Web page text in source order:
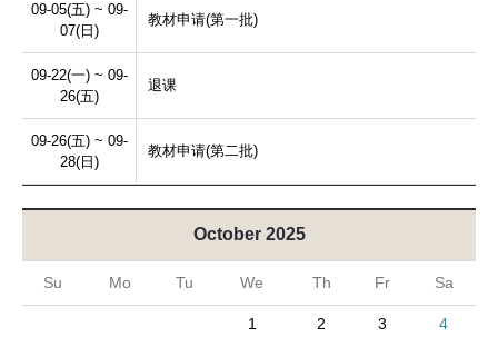
09-05(五) ~ 09-
07(日)
教材申请(第一批)
09-22(一) ~ 09-
26(五)
退课
09-26(五) ~ 09-
28(日)
教材申请(第二批)
October 2025
Su Mo Tu We Th Fr Sa
1 2 3 4